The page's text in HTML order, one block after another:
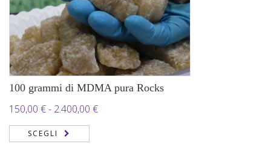
100 grammi di MDMA pura Rocks
150,00 €- 2.400,00 €Fascia
SCEGLI